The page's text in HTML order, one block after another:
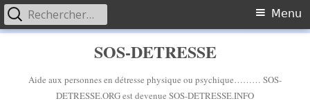
content
SOS-DETRESSE
Aide aux personnes en détresse physique ou psychique……… SOS-
DETRESSE.ORG est devenue SOS-DETRESSE.INFO
Primary
Menu
Rechercher :